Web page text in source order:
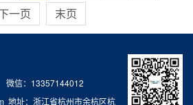
一页
末页
：13357144012
地址：浙江省杭州市余杭区杭